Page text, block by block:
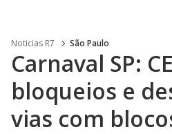
Noticias R7 São Paulo
Carnaval SP:
bloqueios e
vias com